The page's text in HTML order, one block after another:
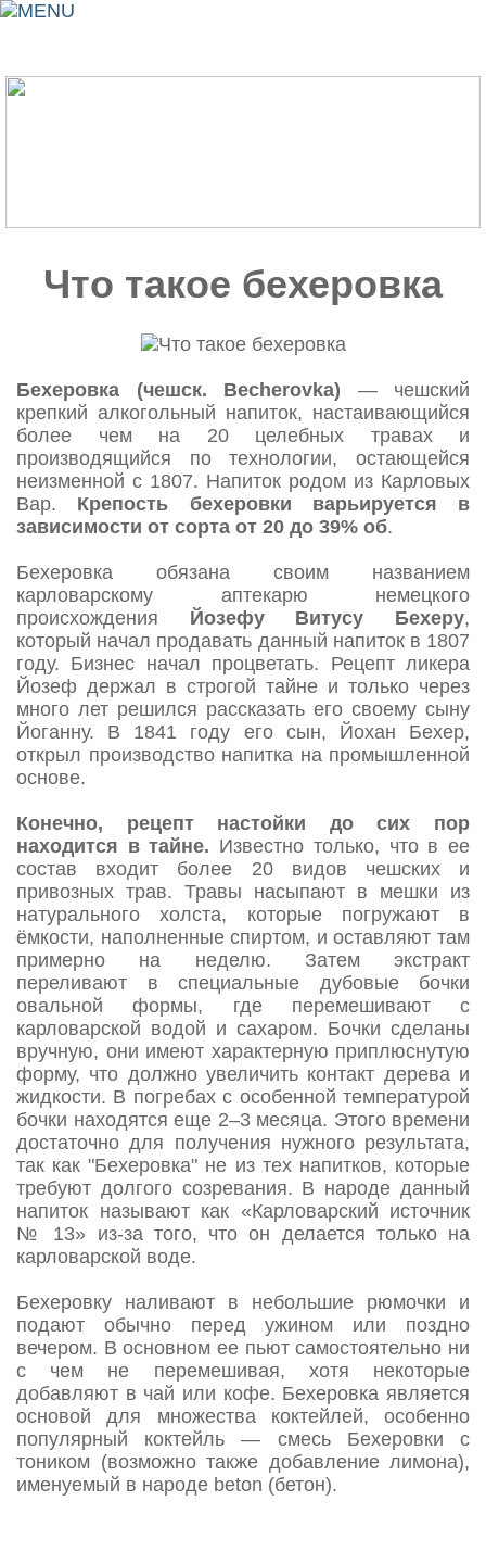
Что такое бехеровка
Бехеровка (чешск. Becherovka) — чешский
крепкий алкогольный напиток, настаивающийся
более чем на 20 целебных травах и
производящийся по технологии, остающейся
неизменной с 1807. Напиток родом из Карловых
Вар. Крепость бехеровки варьируется в
зависимости от сорта от 20 до 39% об.
Бехеровка обязана своим названием
карловарскому аптекарю немецкого
происхождения Йозефу Витусу Бехеру,
который начал продавать данный напиток в 1807
году. Бизнес начал процветать. Рецепт ликера
Йозеф держал в строгой тайне и только через
много лет решился рассказать его своему сыну
Йоганну. В 1841 году его сын, Йохан Бехер,
открыл производство напитка на промышленной
основе.
Конечно, рецепт настойки до сих пор
находится в тайне. Известно только, что в ее
состав входит более 20 видов чешских и
привозных трав. Травы насыпают в мешки из
натурального холста, которые погружают в
ёмкости, наполненные спиртом, и оставляют там
примерно на неделю. Затем экстракт
переливают в специальные дубовые бочки
овальной формы, где перемешивают с
карловарской водой и сахаром. Бочки сделаны
вручную, они имеют характерную приплюснутую
форму, что должно увеличить контакт дерева и
жидкости. В погребах с особенной температурой
бочки находятся еще 2–3 месяца. Этого времени
достаточно для получения нужного результата,
так как "Бехеровка" не из тех напитков, которые
требуют долгого созревания. В народе данный
напиток называют как «Карловарский источник
№ 13» из-за того, что он делается только на
карловарской воде.
Бехеровку наливают в небольшие рюмочки и
подают обычно перед ужином или поздно
вечером. В основном ее пьют самостоятельно ни
с чем не перемешивая, хотя некоторые
добавляют в чай или кофе. Бехеровка является
основой для множества коктейлей, особенно
популярный коктейль — смесь Бехеровки с
тоником (возможно также добавление лимона),
именуемый в народе beton (бетон).